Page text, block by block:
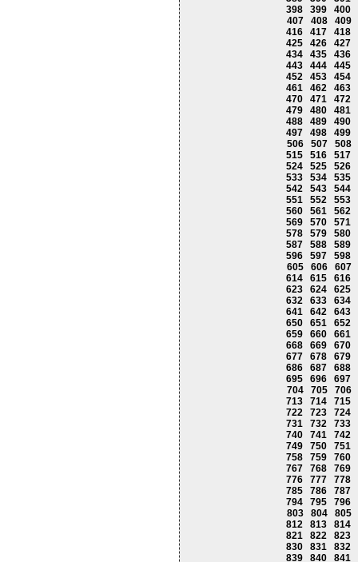
398
399
400
407
408
409
416
417
418
425
426
427
434
435
436
443
444
445
452
453
454
461
462
463
470
471
472
479
480
481
488
489
490
497
498
499
506
507
508
515
516
517
524
525
526
533
534
535
542
543
544
551
552
553
560
561
562
569
570
571
578
579
580
587
588
589
596
597
598
605
606
607
614
615
616
623
624
625
632
633
634
641
642
643
650
651
652
659
660
661
668
669
670
677
678
679
686
687
688
695
696
697
704
705
706
713
714
715
722
723
724
731
732
733
740
741
742
749
750
751
758
759
760
767
768
769
776
777
778
785
786
787
794
795
796
803
804
805
812
813
814
821
822
823
830
831
832
839
840
841